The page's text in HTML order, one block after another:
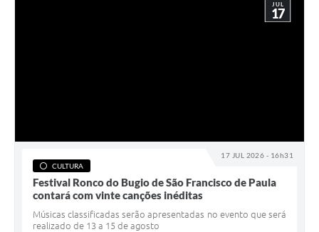
17 JUL 2026 - 16h31
JUL
17
CULTURA
Festival Ronco do Bugio de São Francisco de Paula
contará com vinte canções inéditas
Músicas classificadas serão apresentadas no evento que será
realizado de 13 a 15 de agosto